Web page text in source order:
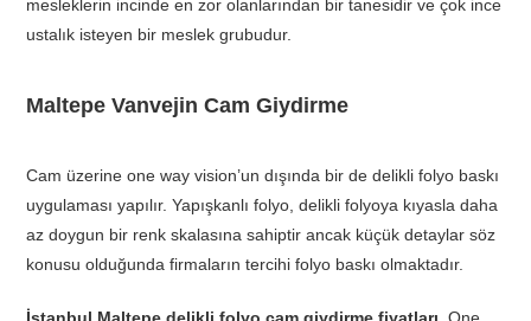
mesleklerin incinde en zor olanlarından bir tanesidir ve çok ince
ustalık isteyen bir meslek grubudur.
Maltepe Vanvejin Cam Giydirme
Cam üzerine one way vision’un dışında bir de delikli folyo baskı
uygulaması yapılır. Yapışkanlı folyo, delikli folyoya kıyasla daha
az doygun bir renk skalasına sahiptir ancak küçük detaylar söz
konusu olduğunda firmaların tercihi folyo baskı olmaktadır.